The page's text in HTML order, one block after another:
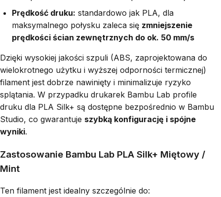
Prędkość druku: standardowo jak PLA, dla
maksymalnego połysku zaleca się zmniejszenie
prędkości ścian zewnętrznych do ok. 50 mm/s
Dzięki wysokiej jakości szpuli (ABS, zaprojektowana do
wielokrotnego użytku i wyższej odporności termicznej)
filament jest dobrze nawinięty i minimalizuje ryzyko
splątania. W przypadku drukarek Bambu Lab profile
druku dla PLA Silk+ są dostępne bezpośrednio w Bambu
Studio, co gwarantuje szybką konfigurację i spójne
wyniki.
Zastosowanie Bambu Lab PLA Silk+ Miętowy /
Mint
Ten filament jest idealny szczególnie do: